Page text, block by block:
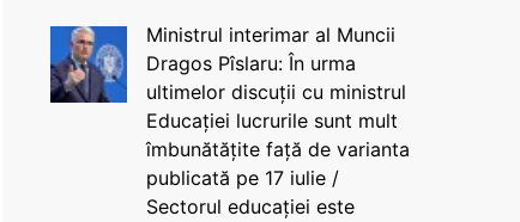
Ministrul interimar al Muncii
Dragos Pîslaru: În urma
ultimelor discuții cu ministrul
Educației lucrurile sunt mult
îmbunătățite față de varianta
publicată pe 17 iulie /
Sectorul educației este